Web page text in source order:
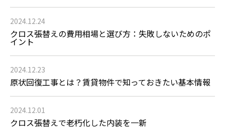
2024.12.24
クロス張替えの費用相場と選び方：失敗しないためのポ
イント
2024.12.23
原状回復工事とは？賃貸物件で知っておきたい基本情報
2024.12.01
クロス張替えで老朽化した内装を一新